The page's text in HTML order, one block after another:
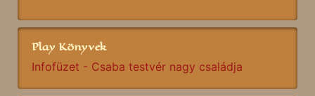
Play Könyvek
Infofüzet - Csaba testvér nagy családja